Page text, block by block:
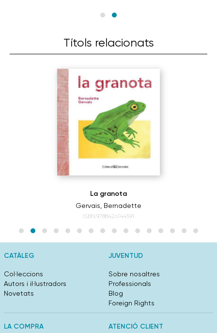
Títols relacionats
La granota
Gervais, Bernadette
ISBN:9788426144591
CATÀLEG
Col·leccions
Autors i il·lustradors
Novetats
JUVENTUD
Sobre nosaltres
Professionals
Blog
Foreign Rights
LA COMPRA ATENCIÓ CLIENT